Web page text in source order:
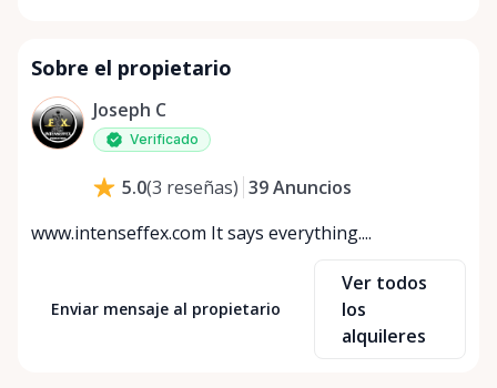
Sobre el propietario
Joseph C
Verificado
5.0(3 reseñas) 39Anuncios
www.intenseffex.com It says everything....
Enviar mensaje al propietario
Ver todos
los
alquileres